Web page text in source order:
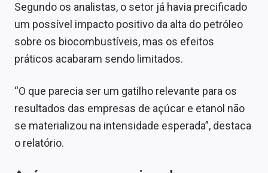
Segundo os analistas, o setor já havia precificado
um possível impacto positivo da alta do petróleo
sobre os biocombustíveis, mas os efeitos
práticos acabaram sendo limitados.
“O que parecia ser um gatilho relevante para os
resultados das empresas de açúcar e etanol não
se materializou na intensidade esperada”, destaca
o relatório.